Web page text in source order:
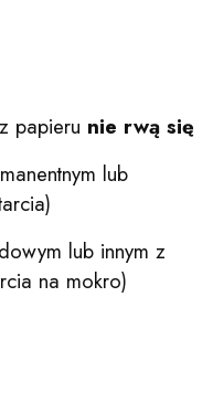
papieru nie rwą się
lub
lub innym z
na mokro)